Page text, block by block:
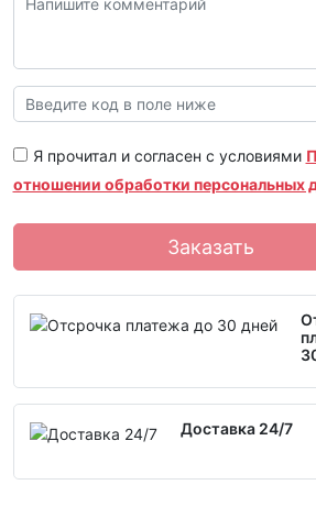
Я прочитал и согласен с условиями
отношении обработки персональных
Заказать
Доставка 24/7